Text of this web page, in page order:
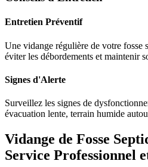
Entretien Préventif
Une vidange régulière de votre fosse
éviter les débordements et maintenir
Signes d'Alerte
Surveillez les signes de
évacuation lente, terrain humide
Vidange de Fosse
Service Professionnel